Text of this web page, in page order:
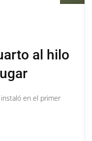
al hilo
en el primer